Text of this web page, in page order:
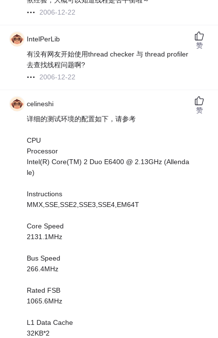
2006-12-22
IntelPerLib
有没有网友开始使用thread checker 与 thread profiler
去查找线程问题啊?
2006-12-22
赞
celineshi
详细的测试环境的配置如下，请参考
CPU
Processor
Intel(R) Core(TM) 2 Duo E6400 @ 2.13GHz (Allenda
le)
Instructions
MMX,SSE,SSE2,SSE3,SSE4,EM64T
Core Speed
2131.1MHz
Bus Speed
266.4MHz
Rated FSB
1065.6MHz
L1 Data Cache
32KB*2
赞